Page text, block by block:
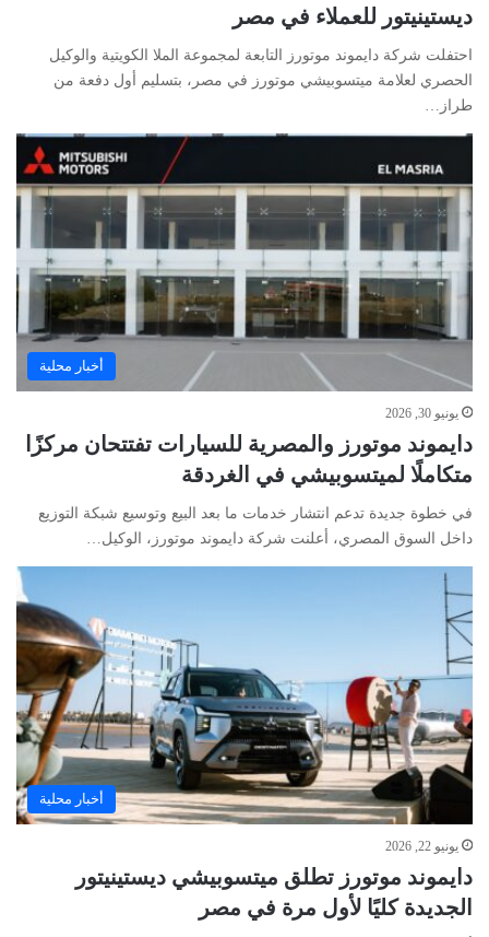
ديستينيتور للعملاء في مصر
احتفلت شركة دايموند موتورز التابعة لمجموعة الملا الكويتية والوكيل
الحصري لعلامة ميتسوبيشي موتورز في مصر، بتسليم أول دفعة من
طراز…
أخبار محلية
يونيو 30, 2026
دايموند موتورز والمصرية للسيارات تفتتحان مركزًا
متكاملًا لميتسوبيشي في الغردقة
في خطوة جديدة تدعم انتشار خدمات ما بعد البيع وتوسيع شبكة التوزيع
داخل السوق المصري، أعلنت شركة دايموند موتورز، الوكيل…
أخبار محلية
يونيو 22, 2026
دايموند موتورز تطلق ميتسوبيشي ديستينيتور
الجديدة كليًا لأول مرة في مصر